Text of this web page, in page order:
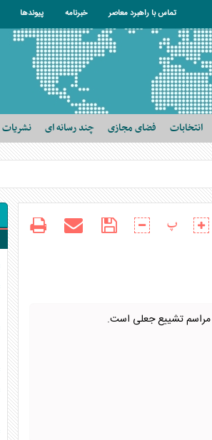
تماس با راهبرد معاصر خبرنامه پیوندها
انتخابات فضای مجازی چند رسانه ای نشریات
پ
مراسم تشییع جعلی است.